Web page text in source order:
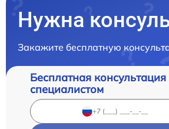
Нужна
Закажите бесплатную
Бесплатная консультация
специалистом